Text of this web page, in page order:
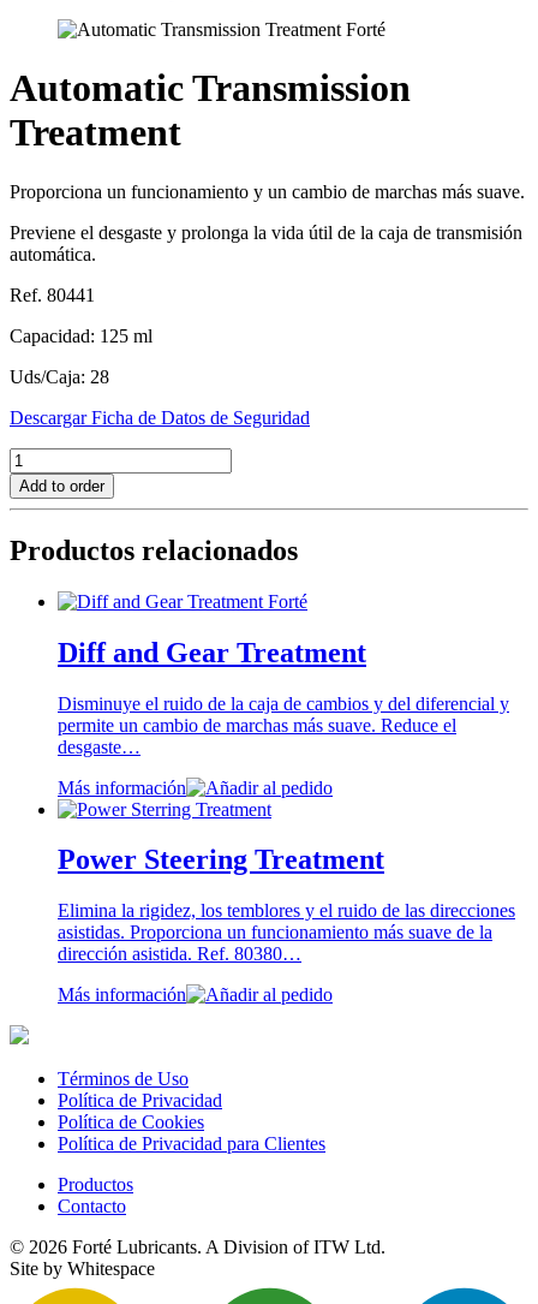
Automatic Transmission
Treatment
Proporciona un funcionamiento y un cambio de marchas más suave.
Previene el desgaste y prolonga la vida útil de la caja de transmisión
automática.
Ref. 80441
Capacidad: 125 ml
Uds/Caja: 28
Descargar Ficha de Datos de Seguridad
Automatic
Transmission
Treatment
Add to order
Productos relacionados
Diff and Gear Treatment
Disminuye el ruido de la caja de cambios y del diferencial y
permite un cambio de marchas más suave. Reduce el
desgaste…
Más información
Power Steering Treatment
Elimina la rigidez, los temblores y el ruido de las direcciones
asistidas. Proporciona un funcionamiento más suave de la
dirección asistida. Ref. 80380…
Más información
Términos de Uso
Política de Privacidad
Política de Cookies
Política de Privacidad para Clientes
Productos
Contacto
© 2026 Forté Lubricants. A Division of ITW Ltd.
Site by Whitespace